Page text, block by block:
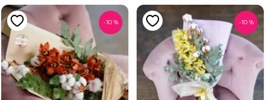
-10% -10%